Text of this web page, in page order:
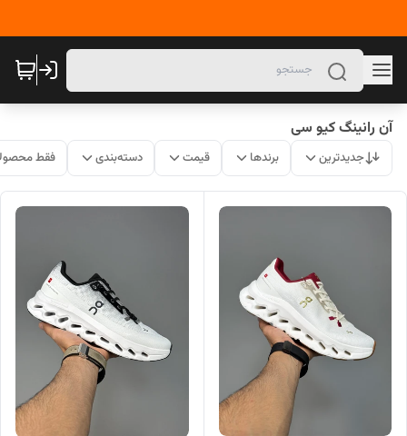
آن رانینگ کیو سی
جدیدترین برندها قیمت دسته‌بندی فقط